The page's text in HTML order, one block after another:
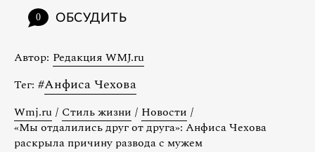
0 ОБСУДИТЬ
Автор: Редакция WMJ.ru
Тег: #Анфиса Чехова
Wmj.ru / Стиль жизни / Новости /
«Мы отдалились друг от друга»: Анфиса Чехова
раскрыла причину развода с мужем